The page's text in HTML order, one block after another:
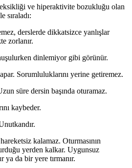
ve hiperaktivite bozukluğu olan
sıraladı:
derslerde dikkatsizce yanlışlar
zorlanır.
dinlemiyor gibi görünür.
Sorumluluklarını yerine getiremez.
süre dersin başında oturamaz.
kaybeder.
kalamaz. Oturmasının
yerden kalkar. Uygunsuz
ya da bir yere tırmanır.